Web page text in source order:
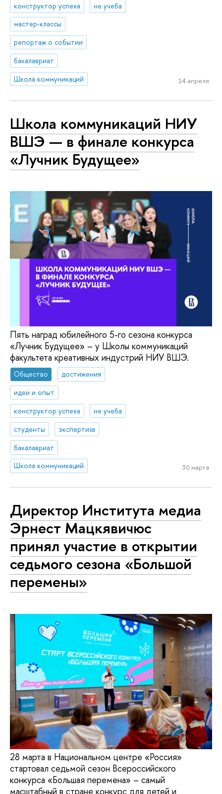
конструктор успеха
не учеба
мастер-классы
репортаж о событии
бакалавриат
Школа коммуникаций
14 апреля
Школа коммуникаций НИУ
ВШЭ — в финале конкурса
«Лучник Будущее»
Пять наград юбилейного 5-го сезона конкурса
«Лучник Будущее» – у Школы коммуникаций
факультета креативных индустрий НИУ ВШЭ.
Общество
достижения
идеи и опыт
конструктор успеха
не учеба
студенты
экспертиза
бакалавриат
Школа коммуникаций
30 марта
Директор Института медиа
Эрнест Мацкявичюс
принял участие в открытии
седьмого сезона «Большой
перемены»
28 марта в Национальном центре «Россия»
стартовал седьмой сезон Всероссийского
конкурса «Большая перемена» – самый
масштабный в стране конкурс для детей и